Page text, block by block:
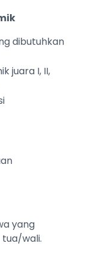
dibutuhkan
juara I, II,
yang
wali.